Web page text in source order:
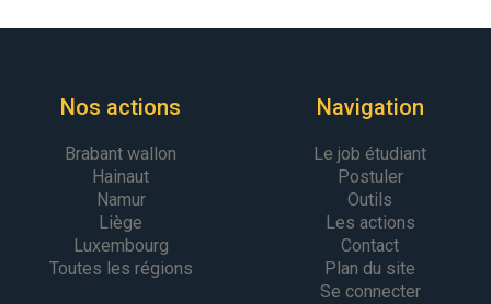
Nos actions
Brabant wallon
Hainaut
Namur
Liège
Luxembourg
Toutes les régions
Navigation
Le job étudiant
Postuler
Outils
Les actions
Contact
Plan du site
Se connecter